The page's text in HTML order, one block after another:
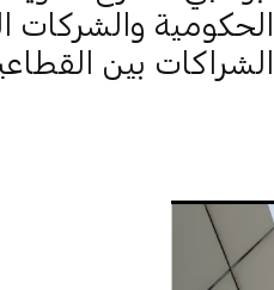
الحكومية والشركات
الشراكات بين